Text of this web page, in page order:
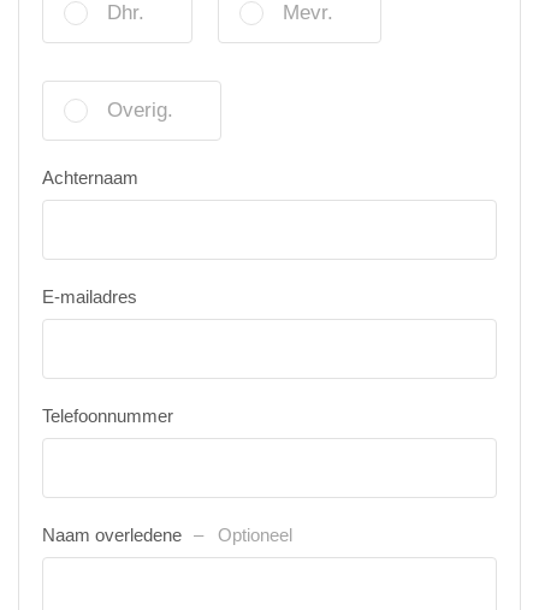
Dhr. Mevr.
Overig.
Achternaam
E-mailadres
Telefoonnummer
Naam overledene Optioneel